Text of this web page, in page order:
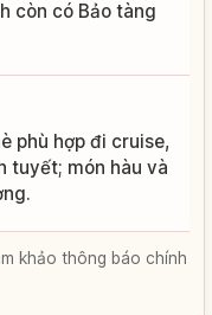
còn có Bảo tàng
phù hợp đi cruise,
tuyết; món hàu và
khảo thông báo chính